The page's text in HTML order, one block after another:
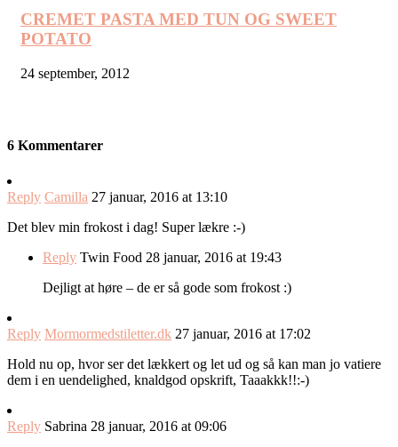
CREMET PASTA MED TUN OG SWEET
POTATO
24 september, 2012
6 Kommentarer
Reply Camilla 27 januar, 2016 at 13:10
Det blev min frokost i dag! Super lækre :-)
Reply Twin Food 28 januar, 2016 at 19:43
Dejligt at høre – de er så gode som frokost :)
Reply Mormormedstiletter.dk 27 januar, 2016 at 17:02
Hold nu op, hvor ser det lækkert og let ud og så kan man jo vatiere
dem i en uendelighed, knaldgod opskrift, Taaakkk!!:-)
Reply Sabrina 28 januar, 2016 at 09:06